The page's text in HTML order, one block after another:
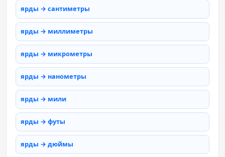
ярды → сантиметры
ярды → миллиметры
ярды → микрометры
ярды → нанометры
ярды → мили
ярды → футы
ярды → дюймы